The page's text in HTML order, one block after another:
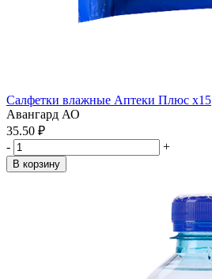
Салфетки влажные Аптеки Плюс x15
Авангард АО
35.50 ₽
-
+
В корзину